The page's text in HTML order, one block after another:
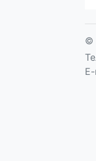
©